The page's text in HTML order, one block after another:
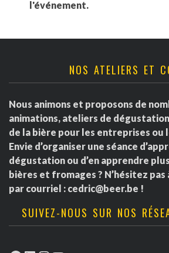
l'événement.
NOS ATELIERS ET
Nous animons et proposons de
animations, ateliers de
de la bière pour les entreprises ou
Envie d’organiser une séance
dégustation ou d’en apprendre
bières et fromages ? N’hésitez
par courriel : cedric@beer.be !
SUIVEZ-NOUS SUR NOS